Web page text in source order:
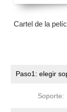
Cartel de la
Paso1: elegir
Soporte: